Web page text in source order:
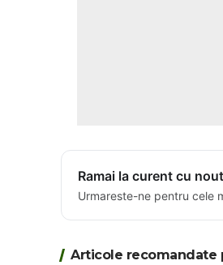
Ramai la curent cu
Urmareste-ne pentru cele
Articole recomandate